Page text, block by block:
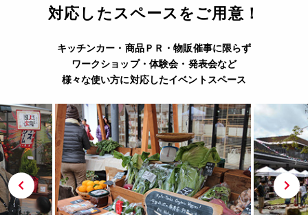
対応したスペースをご用意！
キッチンカー・商品ＰＲ・物販催事に限らず
ワークショップ・体験会・発表会など
様々な使い方に対応したイベントスペース